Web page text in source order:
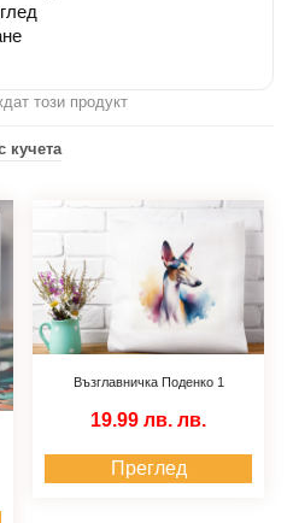
този продукт
кучета
Възглавничка Поденко 1
19.99 лв. лв.
Преглед